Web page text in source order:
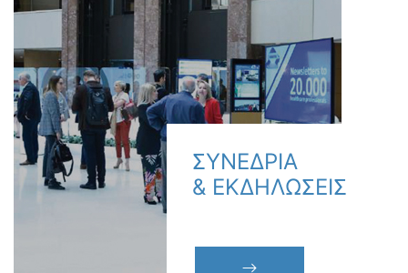
ΣΥΝΕΔΡΙΑ
& ΕΚΔΗΛΩΣΕΙΣ